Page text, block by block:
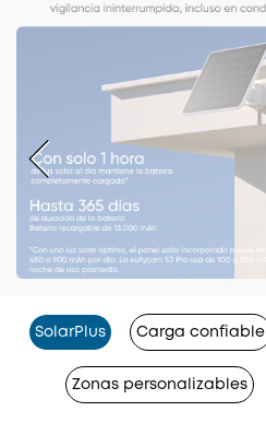
SolarPlus Carga confiable
Zonas personalizables